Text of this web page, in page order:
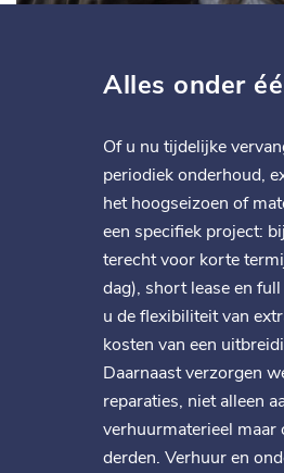
Alles onder
Of u nu tijdelijke
periodiek onderhoud,
het hoogseizoen of
een specifiek project:
terecht voor korte
dag), short lease en
u de flexibiliteit van
kosten van een
Daarnaast verzorgen
reparaties, niet alleen
verhuurmaterieel maar
derden. Verhuur en